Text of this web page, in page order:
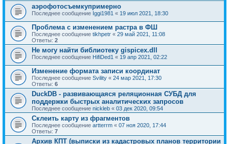
аэрофотосъемкупримерно
Последнее сообщение Iggi1981 « 19 июл 2021, 18:30
Проблема с изменением растра в ФШ
Последнее сообщение tikhpetr « 29 май 2021, 11:08
Ответы: 2
Не могу найти библиотеку gispicex.dll
Последнее сообщение HifiDed1 « 19 апр 2021, 02:22
Изменение формата записи координат
Последнее сообщение Svility « 24 мар 2021, 17:30
Ответы: 6
DuckDB - развивающаяся реляционная СУБД для
поддержки быстрых аналитических запросов
Последнее сообщение nickleb « 03 дек 2020, 09:54
Склеить карту из фрагментов
Последнее сообщение artterrm « 07 ноя 2020, 17:44
Ответы: 7
Архив КПТ (выписки из кадастровых планов территории